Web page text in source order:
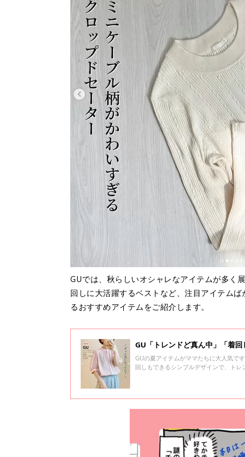
GUでは、秋らしいオシャレなアイテムが多く
回しに大活躍するベストなど、注目アイテム
るおすすめアイテムをご紹介します。
GU「トレンドど真ん中」「着
GUの夏アイテムがママたちに大人気で
回しもできるシンプルデザインで、ト